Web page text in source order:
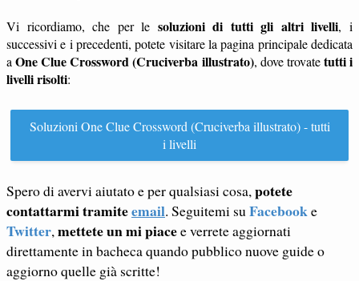
Vi ricordiamo, che per le soluzioni di tutti gli altri livelli, i
successivi e i precedenti, potete visitare la pagina principale dedicata
aOne Clue Crossword (Cruciverba illustrato), dove trovatetutti i
livelli risolti:
Soluzioni One Clue Crossword (Cruciverba illustrato) - tutti
i livelli
Spero di avervi aiutato e per qualsiasi cosa, potete
contattarmi tramiteemail. Seguitemi su Facebooke
Twitter, mettete un mi piacee verrete aggiornati
direttamente in bacheca quando pubblico nuove guide o
aggiorno quelle già scritte!